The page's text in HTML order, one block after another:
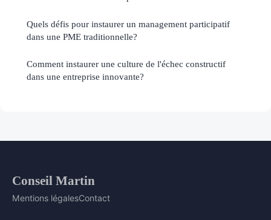
Quels défis pour instaurer un management participatif
dans une PME traditionnelle?
Comment instaurer une culture de l'échec constructif
dans une entreprise innovante?
Conseil Martin
Mentions légalesContact